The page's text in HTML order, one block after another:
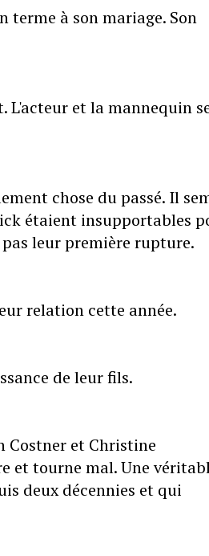
terme à son mariage. Son
L'acteur et la mannequin
chose du passé. Il
étaient insupportables
leur première rupture.
relation cette année.
de leur fils.
Costner et Christine
et tourne mal. Une
deux décennies et qui